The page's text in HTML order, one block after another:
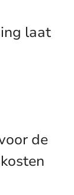
laat
de